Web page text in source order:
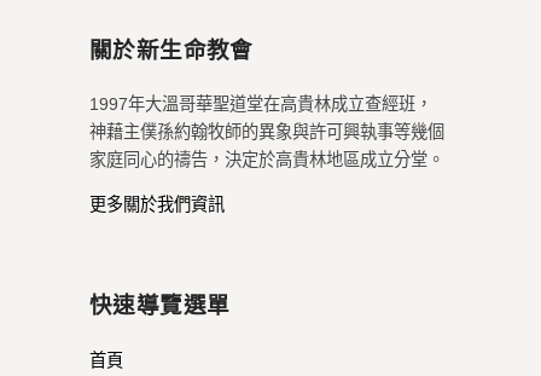
關於新生命教會
1997年大溫哥華聖道堂在高貴林成立查經班，
神藉主僕孫約翰牧師的異象與許可興執事等幾個
家庭同心的禱告，決定於高貴林地區成立分堂。
更多關於我們資訊
快速導覽選單
首頁